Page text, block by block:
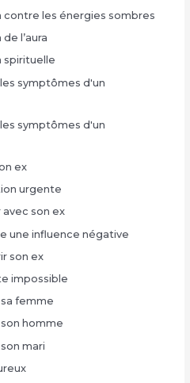
contre les énergies sombres
l’aura
spirituelle
symptômes d'un
symptômes d'un
ex
urgente
son ex
une influence négative
son ex
impossible
femme
homme
mari